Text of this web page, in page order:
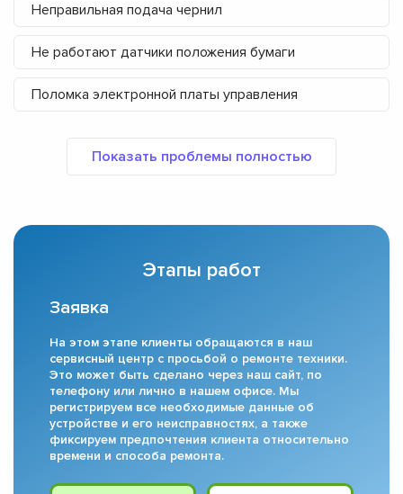
Неправильная подача чернил
Не работают датчики положения бумаги
Поломка электронной платы управления
Этапы работ
Заявка
На этом этапе клиенты обращаются в наш
сервисный центр с просьбой о ремонте техники.
Это может быть сделано через наш сайт, по
телефону или лично в нашем офисе. Мы
регистрируем все необходимые данные об
устройстве и его неисправностях, а также
фиксируем предпочтения клиента относительно
времени и способа ремонта.